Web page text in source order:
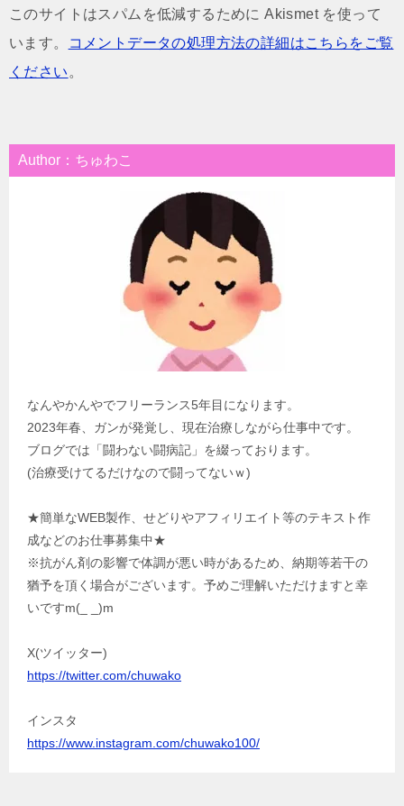
このサイトはスパムを低減するために Akismet を使って
います。
コメントデータの処理方法の詳細はこちらをご覧
ください 。
Author：ちゅわこ
なんやかんやでフリーランス5年目になります。
2023年春、ガンが発覚し、現在治療しながら仕事中です。
ブログでは「闘わない闘病記」を綴っております。
(治療受けてるだけなので闘ってないｗ)
★簡単なWEB製作、せどりやアフィリエイト等のテキスト作
成などのお仕事募集中★
※抗がん剤の影響で体調が悪い時があるため、納期等若干の
猶予を頂く場合がございます。予めご理解いただけますと幸
いですm(_ _)m
X(ツイッター)
https://twitter.com/chuwako
インスタ
https://www.instagram.com/chuwako100/